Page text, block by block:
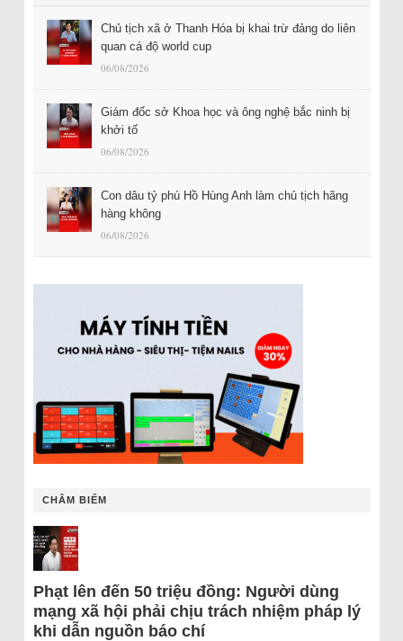
Chủ tịch xã ở Thanh Hóa bị khai trừ đảng do liên
quan cá độ world cup
06/08/2026
Giám đốc sở Khoa học và ông nghệ bắc ninh bị
khởi tố
06/08/2026
Con dâu tỷ phú Hồ Hùng Anh làm chủ tịch hãng
hàng không
06/08/2026
CHÂM BIẾM
Phạt lên đến 50 triệu đồng: Người dùng
mạng xã hội phải chịu trách nhiệm pháp lý
khi dẫn nguồn báo chí